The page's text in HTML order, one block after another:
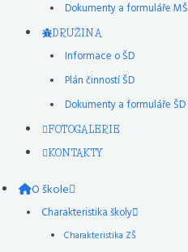
Dokumenty a formuláře MŠ
DRUŽINA
Informace o ŠD
Plán činností ŠD
Dokumenty a formuláře ŠD
FOTOGALERIE
KONTAKTY
O škole
Charakteristika školy
Charakteristika ZŠ